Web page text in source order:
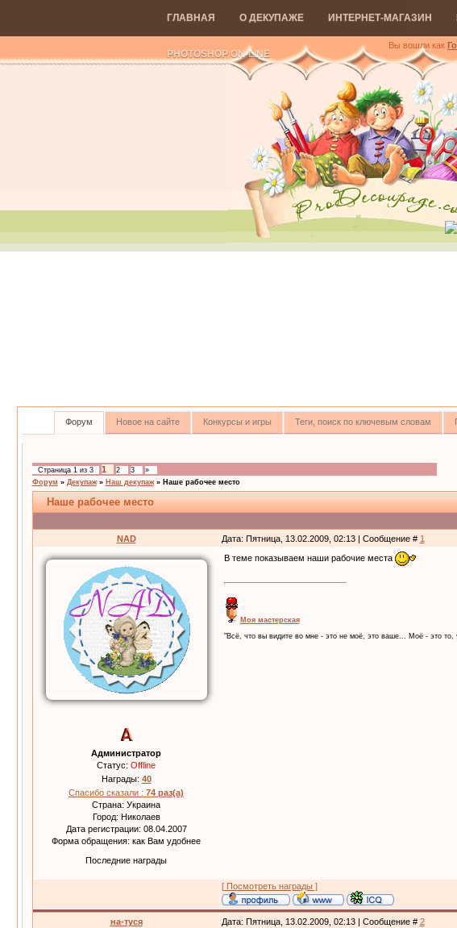
ГЛАВНАЯ О ДЕКУПАЖЕ ИНТЕРНЕТ-МАГАЗИН
PHOTOSHOP ON-LINE
Вы вошли как
Форум Новое на сайте Конкурсы и игры Теги, поиск по ключевым словам
Страница 1из 3 1 2 3 »
Форум » Декупаж » Наш декупаж » Наше рабочее место
Наше рабочее место
NAD Дата: Пятница, 13.02.2009, 02:13 | Сообщение # 1
Администратор
Статус: Offline
Награды: 40
Спасибо сказали : 74 раз(а)
Страна: Украина
Город: Николаев
Дата регистрации: 08.04.2007
Форма обращения: как Вам удобнее
Последние награды
В теме показываем наши рабочие места
Моя мастерская
"Всё, что вы видите во мне - это не моё, это ваше... Моё - это то,
[ Посмотреть награды ]
на-туся Дата: Пятница, 13.02.2009, 02:13 | Сообщение # 2